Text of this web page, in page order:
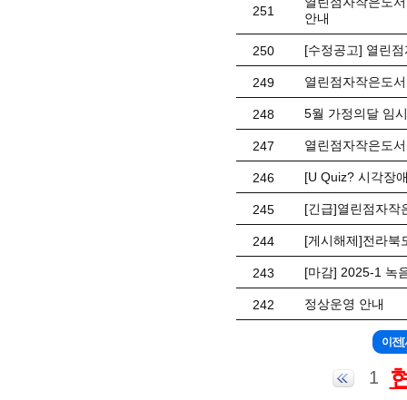
251
안내
250 [수정공고] 열린
249 열린점자작은도
248 5월 가정의달 임
247 열린점자작은도
246 [U Quiz? 시각장
245 [긴급]열린점자작
244 [게시해제]전라북
243 [마감] 2025-1 녹
242 정상운영 안내
1